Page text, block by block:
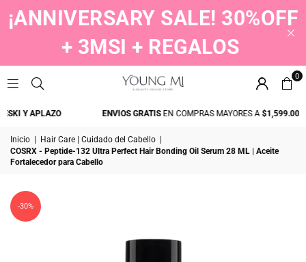
¡ANNIVERSARY SALE! 30%OFF
+ 3MSI + REGALOS
0
Y APLAZO ENVIOS GRATISEN COMPRAS MAYORES A$1,599.00
Inicio Hair Care | Cuidado del Cabello
COSRX - Peptide-132 Ultra Perfect Hair Bonding Oil Serum 28 ML | Aceite
Fortalecedor para Cabello
-30%